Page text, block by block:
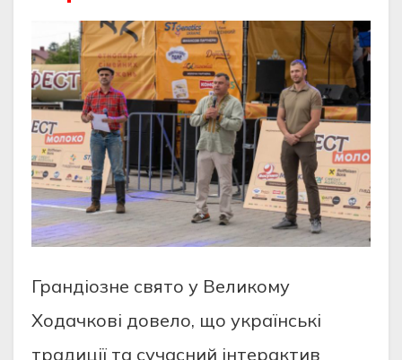
Грандіозне свято у Великому
Ходачкові довело, що українські
традиції та сучасний інтерактив